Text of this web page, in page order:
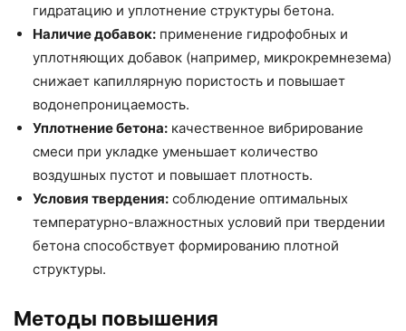
гидратацию и уплотнение структуры бетона.
Наличие добавок: применение гидрофобных и
уплотняющих добавок (например, микрокремнезема)
снижает капиллярную пористость и повышает
водонепроницаемость.
Уплотнение бетона: качественное вибрирование
смеси при укладке уменьшает количество
воздушных пустот и повышает плотность.
Условия твердения: соблюдение оптимальных
температурно-влажностных условий при твердении
бетона способствует формированию плотной
структуры.
Методы повышения